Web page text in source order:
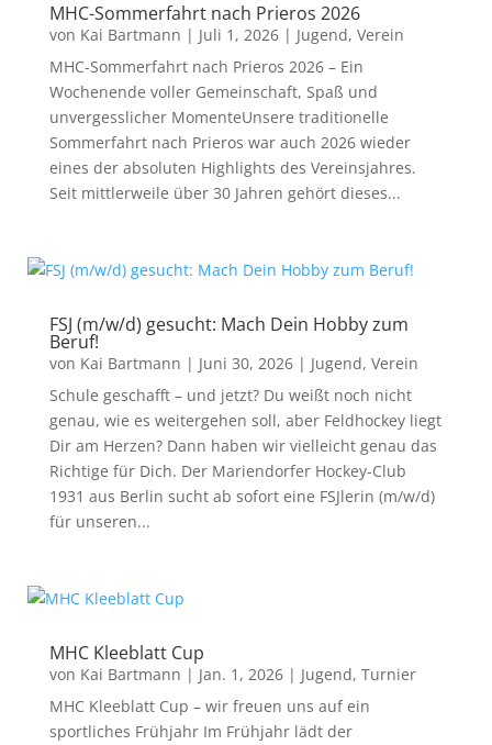
MHC-Sommerfahrt nach Prieros 2026
von Kai Bartmann | Juli 1, 2026| Jugend, Verein
MHC-Sommerfahrt nach Prieros 2026 – Ein
Wochenende voller Gemeinschaft, Spaß und
unvergesslicher MomenteUnsere traditionelle
Sommerfahrt nach Prieros war auch 2026 wieder
eines der absoluten Highlights des Vereinsjahres.
Seit mittlerweile über 30 Jahren gehört dieses...
FSJ (m/w/d) gesucht: Mach Dein Hobby zum
Beruf!
von Kai Bartmann | Juni 30, 2026| Jugend, Verein
Schule geschafft – und jetzt? Du weißt noch nicht
genau, wie es weitergehen soll, aber Feldhockey liegt
Dir am Herzen? Dann haben wir vielleicht genau das
Richtige für Dich. Der Mariendorfer Hockey-Club
1931 aus Berlin sucht ab sofort eine FSJlerin (m/w/d)
für unseren...
MHC Kleeblatt Cup
von Kai Bartmann | Jan. 1, 2026| Jugend, Turnier
MHC Kleeblatt Cup – wir freuen uns auf ein
sportliches Frühjahr Im Frühjahr lädt der